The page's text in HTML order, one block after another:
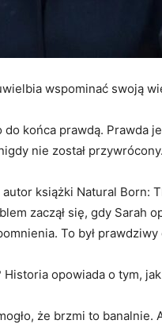
wspominać swoją
końca prawdą. Prawda
nie został przywrócony.
książki Natural Born:
zaczął się, gdy Sarah
To był
Historia opowiada o tym,
że brzmi to banalnie.